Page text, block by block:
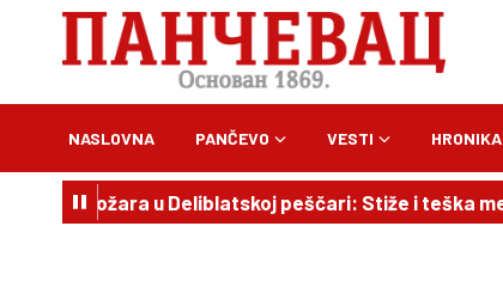
NASLOVNA PANČEVO VESTI HRONIKA
u Deliblatskoj peščari: Stiže i teška mehanizacije